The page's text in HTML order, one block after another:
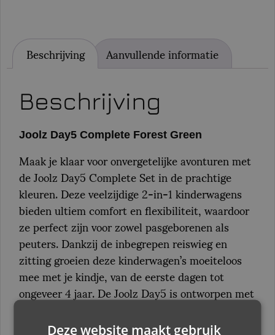
Beschrijving Aanvullende informatie
Beschrijving
Joolz Day5 Complete Forest Green
Maak je klaar voor onvergetelijke avonturen met
de Joolz Day5 Complete Set in de prachtige
kleuren. Deze veelzijdige 2-in-1 kinderwagens
bieden ultiem comfort en flexibiliteit, waardoor
ze perfect zijn voor zowel pasgeborenen als
peuters. Dankzij de inbegrepen reiswieg en
zitting groeien deze kinderwagen’s moeiteloos
mee met je kindje, van de eerste dagen tot
ongeveer 4 jaar. De Joolz Day5 is ontworpen met
het oog op functionaliteit, veiligheid en stijl,
zodat jij en je kindje altijd comfortabel en in stijl
Deze website maakt gebruik